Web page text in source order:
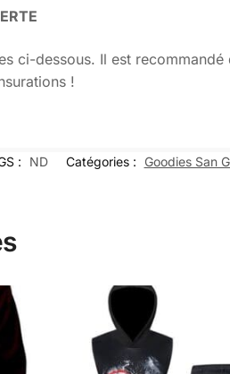
ci-dessous. Il est
!
: ND Catégories : Goodies San